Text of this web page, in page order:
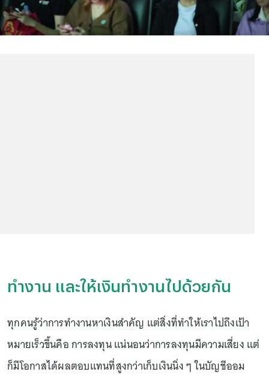
ทำงาน และให้เงินทำงานไปด้วยกัน
ทุกคนรู้ว่าการทำงานหาเงินสำคัญ แต่สิ่งที่ทำให้เราไปถึงเป้า
หมายเร็วขึ้นคือ การลงทุน แน่นอนว่าการลงทุนมีความเสี่ยง แต่
ก็มีโอกาสได้ผลตอบแทนที่สูงกว่าเก็บเงินนิ่ง ๆ ในบัญชีออม